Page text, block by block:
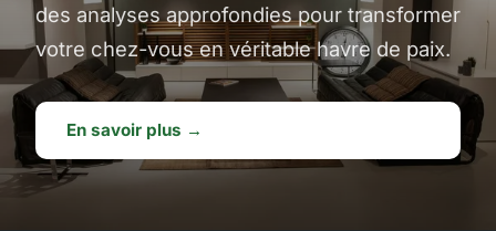
des analyses approfondies pour transformer
votre chez-vous en véritable havre de paix.
En savoir plus →